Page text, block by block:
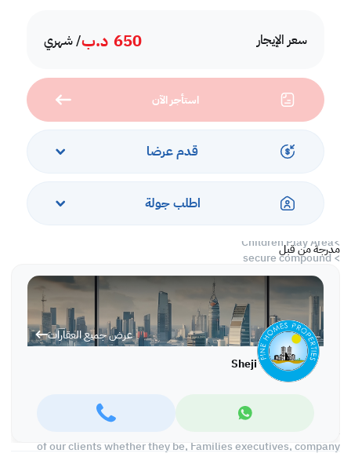
سعر الإيجار 650 د.ب/ شهري
استأجر الآن
قدم عرضا
اطلب جولة
مدرجة من قبل
عرض جميع العقارات
Sheji
> Spacious 4 bedrooms with 2 ensuite and other sharing common
baths
> large closed kitchen with all major utilities, equipment and
>Children Play Area
> secure compound
Rent: 650 Exclusive Of Electrcity Water and Municipal Tax Charges
Ref No: SRM97
We Deal only on Yearly Basis Contracts And Provide the Clients
with a Highly Professional Work
We have a good collection of residential and commercial
properties all over in Bahrain which suits the budgets and interest
of our clients whether they be, Families executives, company